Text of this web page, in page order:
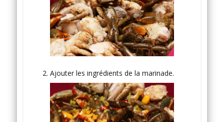
Ajouter les ingrédients de la marinade.